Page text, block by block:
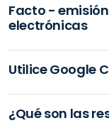
Facto -
electrónicas
Utilice Google
¿Qué son las